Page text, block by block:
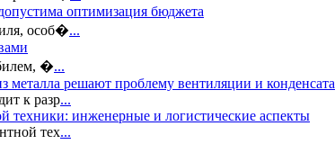
оптимизация бюджета
особ�...
�...
решают проблему вентиляции и конденсата
к разр...
техники: инженерные и логистические аспекты
тех...